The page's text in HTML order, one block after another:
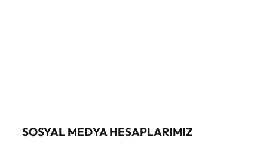
SOSYAL MEDYA HESAPLARIMIZ